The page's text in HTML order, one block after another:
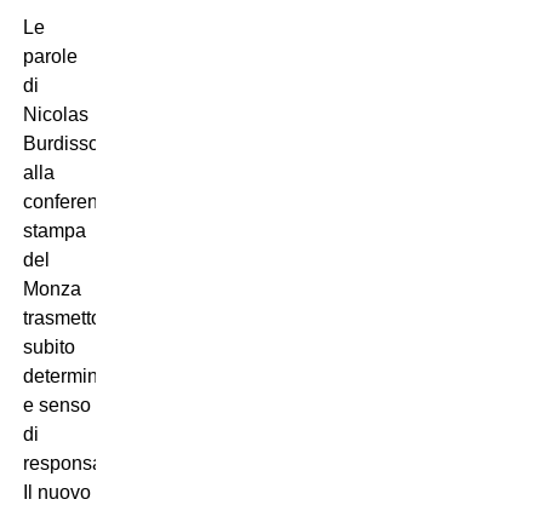
Le
parole
di
Nicolas
Burdisso
alla
conferenza
stampa
del
Monza
trasmettono
subito
determinazione
e senso
di
responsabilità.
Il nuovo